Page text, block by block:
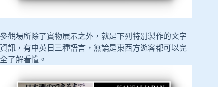
參觀場所除了實物展示之外，就是下列特別製作的文字
資訊，有中英日三種語言，無論是東西方遊客都可以完
全了解看懂。